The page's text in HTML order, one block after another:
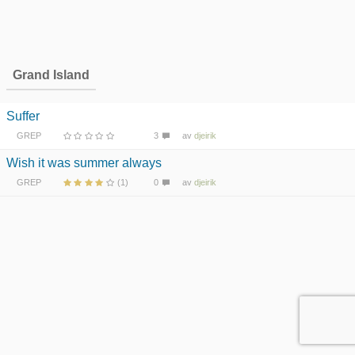
Grand Island
Suffer
GREP 3 av djeirik
Wish it was summer always
GREP (1) 0 av djeirik